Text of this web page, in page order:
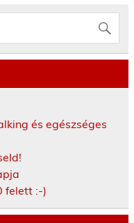
és egészséges
felett :-)